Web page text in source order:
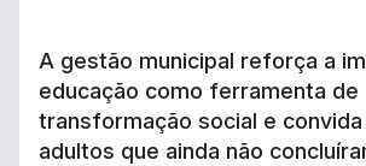
A gestão municipal reforça a
educação como ferramenta de
transformação social e
adultos que ainda não